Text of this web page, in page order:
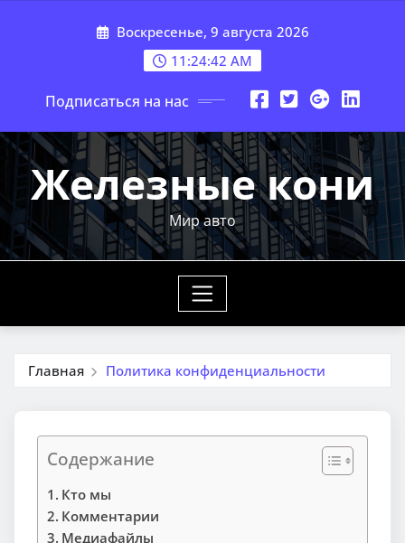
Воскресенье, 9 августа 2026
11:24:43 AM
Подписаться на нас
Железные кони
Мир авто
Главная Политика конфиденциальности
Содержание
Кто мы
Комментарии
Медиафайлы